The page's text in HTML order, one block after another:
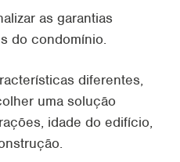
as garantias
do condomínio.
diferentes,
uma solução
idade do edifício,